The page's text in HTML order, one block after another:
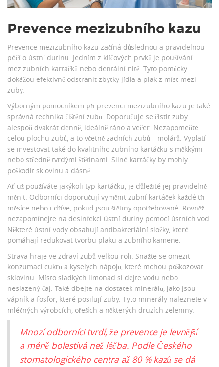
Prevence mezizubního kazu
Prevence mezizubního kazu začíná důslednou a pravidelnou
péčí o ústní dutinu. Jedním z klíčových prvků je používání
mezizubních kartáčků nebo dentální nitě. Tyto pomůcky
dokážou efektivně odstranit zbytky jídla a plak z míst mezi
zuby.
Výborným pomocníkem při prevenci mezizubního kazu je také
správná technika čištění zubů. Doporučuje se čistit zuby
alespoň dvakrát denně, ideálně ráno a večer. Nezapomeňte
celou plochu zubů, a to včetně zadních zubů – molárů. Vyplatí
se investovat také do kvalitního zubního kartáčku s měkkými
nebo středně tvrdými štětinami. Silné kartáčky by mohly
poškodit sklovinu a dásně.
Ať už používáte jakýkoli typ kartáčku, je důležité jej pravidelně
měnit. Odborníci doporučují vyměnit zubní kartáček každé tři
měsíce nebo i dříve, pokud jsou štětiny opotřebované. Rovněž
nezapomínejte na desinfekci ústní dutiny pomocí ústních vod.
Některé ústní vody obsahují antibakteriální složky, které
pomáhají redukovat tvorbu plaku a zubního kamene.
Strava hraje ve zdraví zubů velkou roli. Snažte se omezit
konzumaci cukrů a kyselých nápojů, které mohou poškozovat
sklovinu. Místo sladkých limonád si dejte vodu nebo
neslazený čaj. Také dbejte na dostatek minerálů, jako jsou
vápník a fosfor, které posilují zuby. Tyto minerály naleznete v
mléčných výrobcích, ořeších a některých druzích zeleniny.
Mnozí odborníci tvrdí, že prevence je levnější
a méně bolestivá než léčba. Podle Českého
stomatologického centra až 80 % kazů se dá